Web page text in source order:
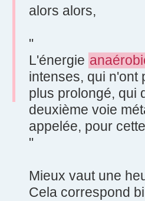
alors alors,
"
L'énergie
intenses, qui n'ont
plus prolongé, qui
deuxième voie
appelée, pour
"
Mieux vaut une
Cela correspond